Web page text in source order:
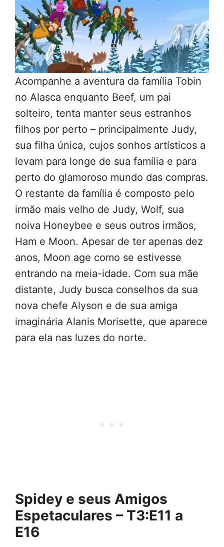
Acompanhe a aventura da família Tobin
no Alasca enquanto Beef, um pai
solteiro, tenta manter seus estranhos
filhos por perto – principalmente Judy,
sua filha única, cujos sonhos artísticos a
levam para longe de sua família e para
perto do glamoroso mundo das compras.
O restante da família é composto pelo
irmão mais velho de Judy, Wolf, sua
noiva Honeybee e seus outros irmãos,
Ham e Moon. Apesar de ter apenas dez
anos, Moon age como se estivesse
entrando na meia-idade. Com sua mãe
distante, Judy busca conselhos da sua
nova chefe Alyson e de sua amiga
imaginária Alanis Morisette, que aparece
para ela nas luzes do norte.
Spidey e seus Amigos
Espetaculares – T3:E11 a
E16